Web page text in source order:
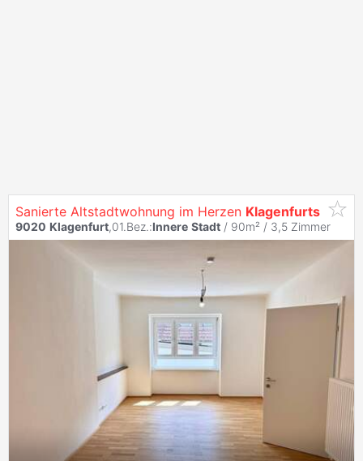
Sanierte Altstadtwohnung im Herzen Klagenfurts
9020 Klagenfurt,01.Bez.:Innere Stadt / 90m² / 3,5 Zimmer